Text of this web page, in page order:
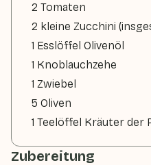
2 Tomaten
2 kleine Zucchini
1 Esslöffel Olivenöl
1 Knoblauchzehe
1 Zwiebel
5 Oliven
1 Teelöffel Kräuter der
Zubereitung